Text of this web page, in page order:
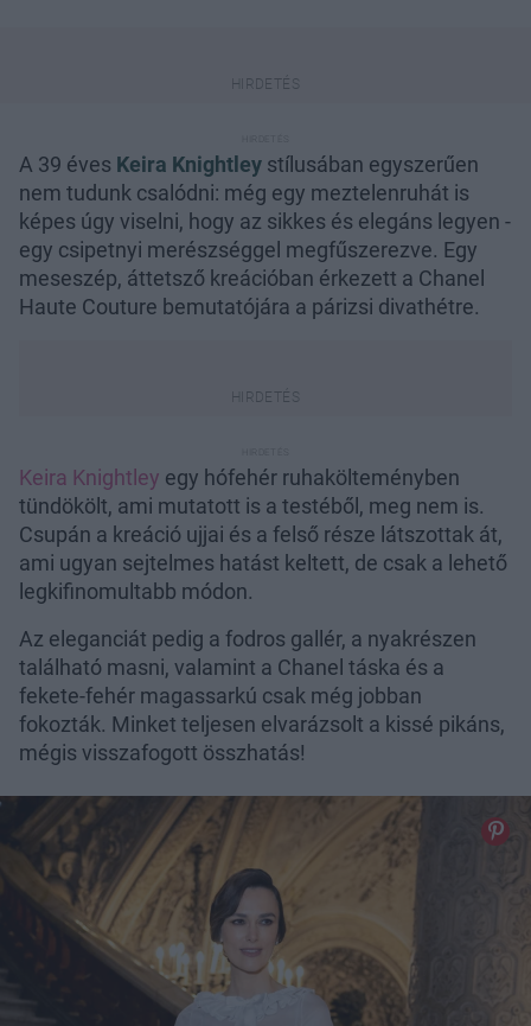
A 39 éves Keira Knightley stílusában egyszerűen
nem tudunk csalódni: még egy meztelenruhát is
képes úgy viselni, hogy az sikkes és elegáns legyen -
egy csipetnyi merészséggel megfűszerezve. Egy
meseszép, áttetsző kreációban érkezett a Chanel
Haute Couture bemutatójára a párizsi divathétre.
Keira Knightley egy hófehér ruhakölteményben
tündökölt, ami mutatott is a testéből, meg nem is.
Csupán a kreáció ujjai és a felső része látszottak át,
ami ugyan sejtelmes hatást keltett, de csak a lehető
legkifinomultabb módon.
Az eleganciát pedig a fodros gallér, a nyakrészen
található masni, valamint a Chanel táska és a
fekete-fehér magassarkú csak még jobban
fokozták. Minket teljesen elvarázsolt a kissé pikáns,
mégis visszafogott összhatás!